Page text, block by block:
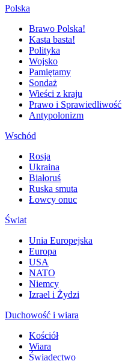
Polska
Brawo Polska!
Kasta basta!
Polityka
Wojsko
Pamiętamy
Sondaż
Wieści z kraju
Prawo i Sprawiedliwość
Antypolonizm
Wschód
Rosja
Ukraina
Białoruś
Ruska smuta
Łowcy onuc
Świat
Unia Europejska
Europa
USA
NATO
Niemcy
Izrael i Żydzi
Duchowość i wiara
Kościół
Wiara
Świadectwo